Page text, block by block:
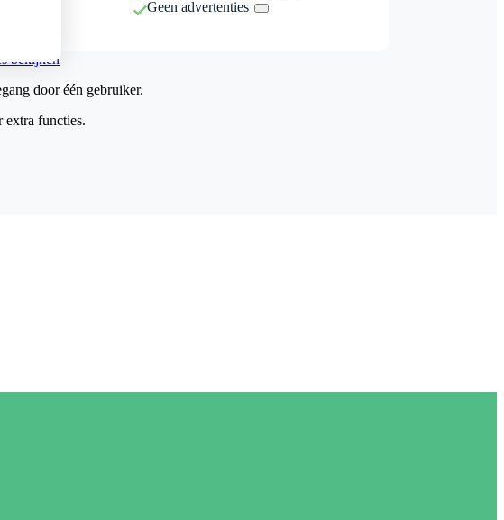
Geen advertenties
bekijken
door één gebruiker.
extra functies.